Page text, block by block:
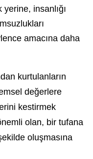
insanlığı
amacına daha
kurtulanların
değerlere
kestirmek
olan, bir tufana
oluşmasına